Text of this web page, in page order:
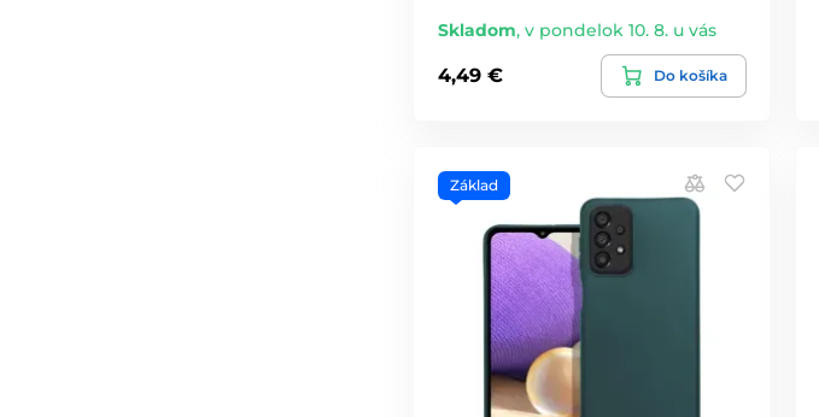
Skladom, v pondelok 10. 8. u vás
4,49 € Do košíka
Základ